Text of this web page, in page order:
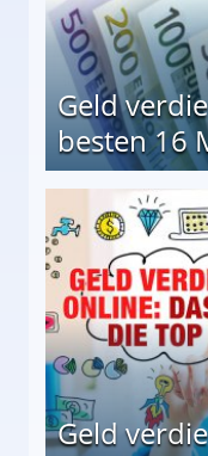
Geld
besten 16
Geld